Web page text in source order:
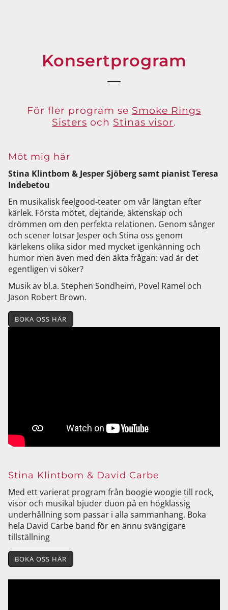
Konsertprogram
För fler program se Smoke Rings
Sisters och Stinas visor.
Möt mig här
Stina Klintbom & Jesper Sjöberg samt pianist Teresa
Indebetou
En musikalisk feelgood-teater om vår längtan efter
kärlek. Första mötet, dejtande, äktenskap och
drömmen om den perfekta relationen. Genom sånger
och scener lotsar Jesper och Stina oss genom
kärlekens olika sidor med mycket igenkänning och
humor men även med den äkta frågan: vad är det
egentligen vi söker?
Musik av bl.a. Stephen Sondheim, Povel Ramel och
Jason Robert Brown.
BOKA OSS HÄR
Stina Klintbom & David Carbe
Med ett varierat program från boogie woogie till rock,
visor och musikal bjuder duon på en högklassig
underhållning som passar i alla sammanhang. Boka
hela David Carbe band för en ännu svängigare
tillställning
BOKA OSS HÄR